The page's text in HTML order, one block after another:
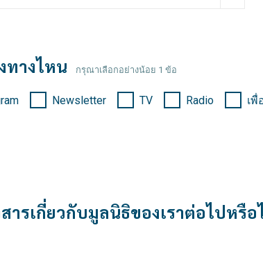
ทางไหน กรุณาเลือกอย่างน้อย 1 ข้อ
Newsletter TV Radio เ
รเกี่ยวกับมูลนิธิของเราต่อไปหรือ